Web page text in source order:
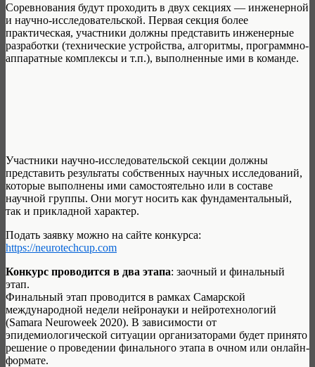
Соревнования будут проходить в двух секциях — инженерной
и научно-исследовательской. Первая секция более
практическая, участники должны представить инженерные
разработки (технические устройства, алгоритмы, программно-
аппаратные комплексы и т.п.), выполненные ими в команде.
Участники научно-исследовательской секции должны
представить результаты собственных научных исследований,
которые выполнены ими самостоятельно или в составе
научной группы. Они могут носить как фундаментальный,
так и прикладной характер.
Подать заявку можно на сайте конкурса:
https://neurotechcup.com
Конкурс проводится в два этапа: заочный и финальный
этап.
Финальный этап проводится в рамках Самарской
международной недели нейронауки и нейротехнологий
(Samara Neuroweek 2020). В зависимости от
эпидемиологической ситуации организаторами будет принято
решение о проведении финального этапа в очном или онлайн-
формате.